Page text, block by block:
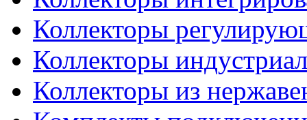
Коллекторы
Коллекторы
Коллекторы из